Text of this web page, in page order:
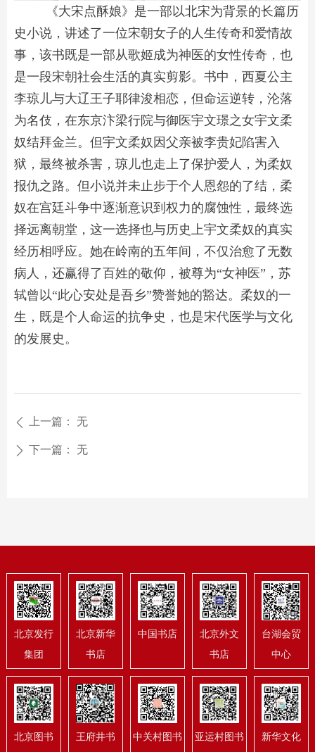
《大宋点酥娘》是一部以北宋为背景的长篇历
史小说，讲述了一位宋朝女子的人生传奇和爱情故
事，该书既是一部从歌姬成为神医的女性传奇，也
是一段宋朝社会生活的真实剪影。书中，西夏公主
李琼儿与大辽王子耶律浚相恋，但命运逆转，沦落
为名伎，在东京汴梁行院与御医宇文璟之女宇文柔
奴结拜金兰。但宇文柔奴因父亲被李贵妃陷害入
狱，最终被杀害，琼儿也走上了保护爱人，为柔奴
报仇之路。但小说并未止步于个人恩怨的了结，柔
奴在宫廷斗争中逐渐意识到权力的腐蚀性，最终选
择远离朝堂，这一选择也与历史上宇文柔奴的真实
经历相呼应。她在岭南的五年间，不仅治愈了无数
病人，还赢得了百姓的敬仰，被尊为“女神医”，苏
轼曾以“此心安处是吾乡”赞誉她的豁达。柔奴的一
生，既是个人命运的抗争史，也是宋代医学与文化
的发展史。
ꄴ 上一篇： 无
ꄲ 下一篇： 无
北京发行
集团
北京新华
书店
中国书店
北京外文
书店
台湖会贸
中心
北京图书 王府井书 中关村图书 亚运村图书 新华文化